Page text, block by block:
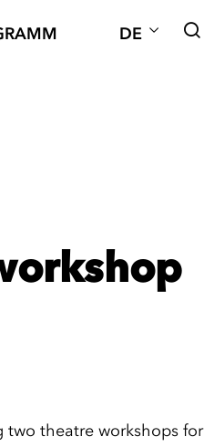
DE
two theatre workshops for